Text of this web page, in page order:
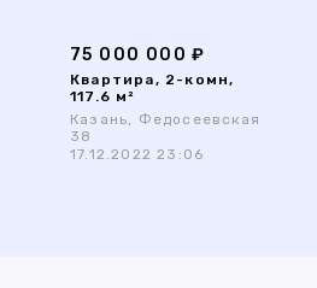
75 000 000 ₽
Квартира, 2-комн,
117.6 м²
Казань, Федосеевская
38
17.12.2022 23:06